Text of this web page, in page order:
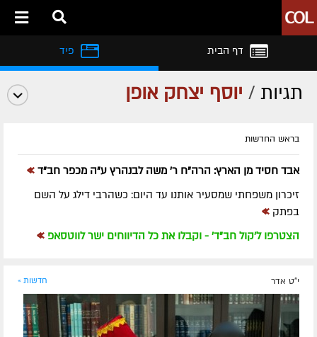
דף הבית
תגיות / יוסף יצחק אופן
בראש החדשות
אבד חסיד מן הארץ: הרה"ח ר' משה לבנהרץ ע"ה מכפר חב"ד »
זיכרון משפחתי שמסעיר אותנו עד היום: כשהרבי דילג על השם
בפתק »
הצטרפו ל'קול חב"ד' - וקבלו את כל הדיווחים ישר לווטסאפ »
י"ט אדר חדשות »